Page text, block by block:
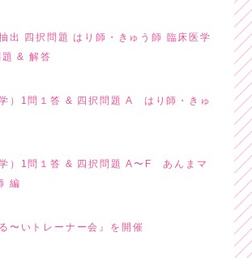
出 四択問題 はり師・きゅう師 臨床医学
& 解答
）1問１答 & 四択問題 A はり師・きゅ
）1問１答 & 四択問題 A〜F あんまマ
編
〜いトレーナー会』を開催